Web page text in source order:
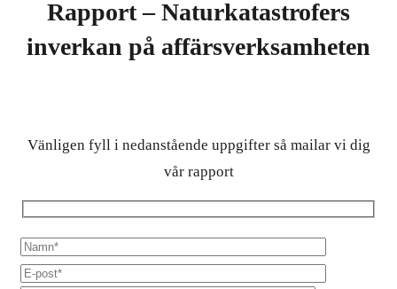
Rapport – Naturkatastrofers
inverkan på affärsverksamheten
Vänligen fyll i nedanstående uppgifter så mailar vi dig
vår rapport